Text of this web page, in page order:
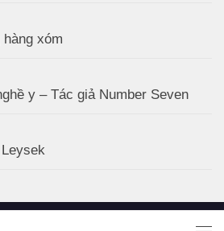
xóm
y – Tác giả Number Seven